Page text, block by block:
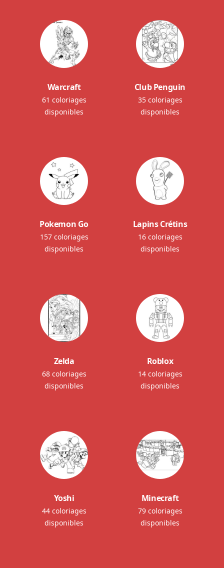
Warcraft
61 coloriages
disponibles
Club Penguin
35 coloriages
disponibles
Pokemon Go
157 coloriages
disponibles
Lapins Crétins
16 coloriages
disponibles
Zelda
68 coloriages
disponibles
Roblox
14 coloriages
disponibles
Yoshi
44 coloriages
disponibles
Minecraft
79 coloriages
disponibles